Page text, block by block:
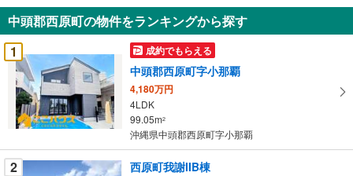
知
を
受
け
取
る
・
条
件
を
中頭郡西原町の物件をランキングから探す
1
成約でもらえる
中頭郡西原町字小那覇
4,180万円
4LDK
99.05m2
沖縄県中頭郡西原町字小那覇
2 西原町我謝IIB棟